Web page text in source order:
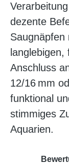
dezente
Saugnäpfen
Anschluss
12/16 mm
funktional
stimmiges
Aquarien.